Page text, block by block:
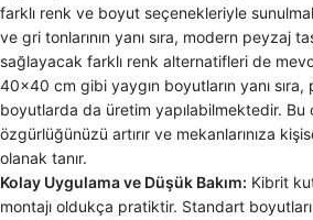
farklı renk ve boyut seçenekleriyle
ve gri tonlarının yanı sıra, modern peyzaj
sağlayacak farklı renk alternatifleri de
40×40 cm gibi yaygın boyutların yanı sıra,
boyutlarda da üretim yapılabilmektedir. Bu
özgürlüğünüzü artırır ve mekanlarınıza
olanak tanır.
Kolay Uygulama ve Düşük Bakım: Kibrit
montajı oldukça pratiktir. Standart